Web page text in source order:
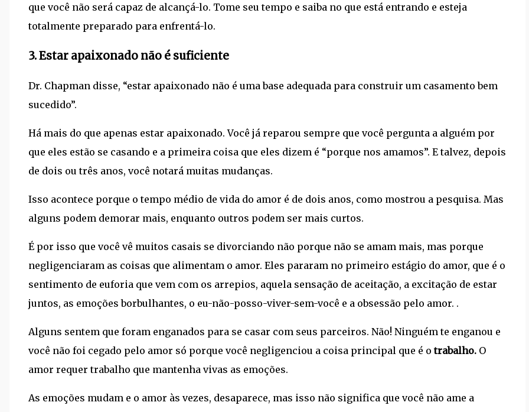
que você não será capaz de alcançá-lo. Tome seu tempo e saiba no que está entrando e esteja
totalmente preparado para enfrentá-lo.
3. Estar apaixonado não é suficiente
Dr. Chapman disse, “estar apaixonado não é uma base adequada para construir um casamento bem
sucedido”.
Há mais do que apenas estar apaixonado. Você já reparou sempre que você pergunta a alguém por
que eles estão se casando e a primeira coisa que eles dizem é “porque nos amamos”. E talvez, depois
de dois ou três anos, você notará muitas mudanças.
Isso acontece porque o tempo médio de vida do amor é de dois anos, como mostrou a pesquisa. Mas
alguns podem demorar mais, enquanto outros podem ser mais curtos.
É por isso que você vê muitos casais se divorciando não porque não se amam mais, mas porque
negligenciaram as coisas que alimentam o amor. Eles pararam no primeiro estágio do amor, que é o
sentimento de euforia que vem com os arrepios, aquela sensação de aceitação, a excitação de estar
juntos, as emoções borbulhantes, o eu-não-posso-viver-sem-você e a obsessão pelo amor. .
Alguns sentem que foram enganados para se casar com seus parceiros. Não! Ninguém te enganou e
você não foi cegado pelo amor só porque você negligenciou a coisa principal que é otrabalho. O
amor requer trabalho que mantenha vivas as emoções.
As emoções mudam e o amor às vezes, desaparece, mas isso não significa que você não ame a